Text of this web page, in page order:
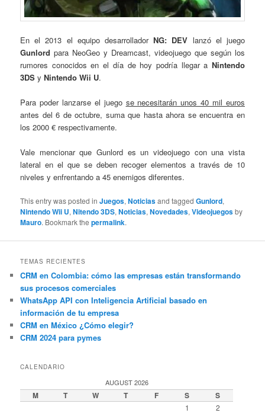
En el 2013 el equipo desarrolladorNG: DEV lanzó el juego
Gunlord para NeoGeo y Dreamcast, videojuego que según los
rumores conocidos en el día de hoy podría llegar a Nintendo
3DSyNintendo Wii U.
Para poder lanzarse el juego se necesitarán unos 40 mil euros
antes del 6 de octubre, suma que hasta ahora se encuentra en
los 2000 € respectivamente.
Vale mencionar que Gunlord es un videojuego con una vista
lateral en el que se deben recoger elementos a través de 10
niveles y enfrentando a 45 enemigos diferentes.
This entry was posted inJuegos,Noticiasand taggedGunlord,
Nintendo Wii U,Nitendo 3DS,Noticias,Novedades,Videojuegosby
Mauro. Bookmark thepermalink.
TEMAS RECIENTES
CRM en Colombia: cómo las empresas están transformando
sus procesos comerciales
WhatsApp API con Inteligencia Artificial basado en
información de tu empresa
CRM en México ¿Cómo elegir?
CRM 2024 para pymes
CALENDARIO
AUGUST 2026
M T W T F S S
1
2